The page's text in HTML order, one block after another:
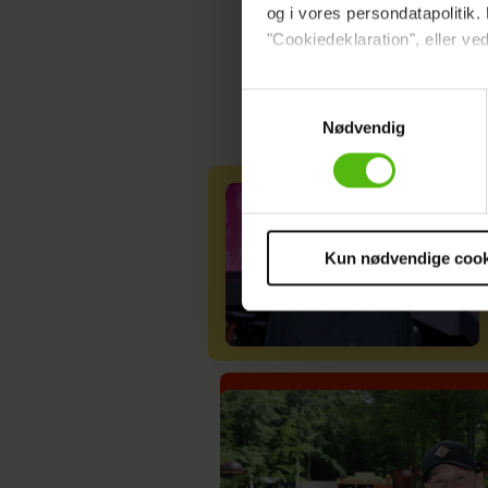
og i vores
"Cookiedeklaration", eller
Dine valg anvendes på hele
Vi ønsker dit samtykke til at
Vi anvender egne cookies
sociale medier.
cookies,
voresprivatlivspolitikog
Nødvendig
Kun nødvendige